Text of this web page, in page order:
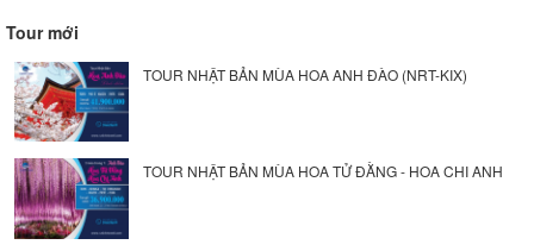
Tour mới
TOUR NHẬT BẢN MÙA HOA ANH ĐÀO (NRT-KIX)
TOUR NHẬT BẢN MÙA HOA TỬ ĐẰNG - HOA CHI ANH